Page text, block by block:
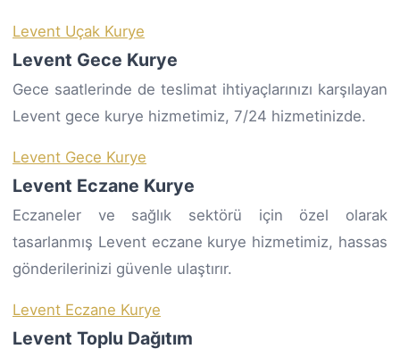
Levent Uçak Kurye
Levent Gece Kurye
Gece saatlerinde de teslimat ihtiyaçlarınızı karşılayan
Levent gece kurye hizmetimiz, 7/24 hizmetinizde.
Levent Gece Kurye
Levent Eczane Kurye
Eczaneler ve sağlık sektörü için özel olarak
tasarlanmış Levent eczane kurye hizmetimiz, hassas
gönderilerinizi güvenle ulaştırır.
Levent Eczane Kurye
Levent Toplu Dağıtım